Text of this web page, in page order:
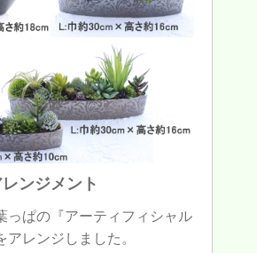
ンジメント
っぱの『アーティフィシャル
アレンジしました。